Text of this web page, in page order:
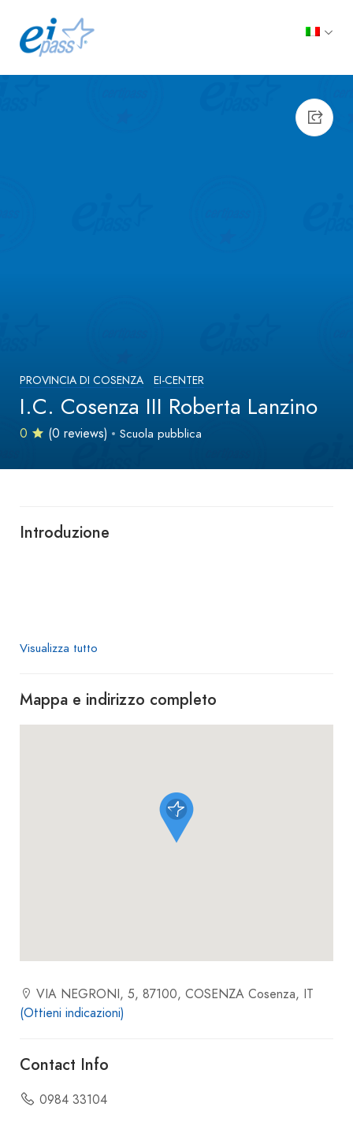
PROVINCIA DI COSENZA EI-CENTER
I.C. Cosenza III Roberta Lanzino
0 (0 reviews) Scuola pubblica
Introduzione
Visualizza tutto
Mappa e indirizzo completo
VIA NEGRONI, 5, 87100, COSENZA Cosenza, IT
(Ottieni indicazioni)
Contact Info
0984 33104